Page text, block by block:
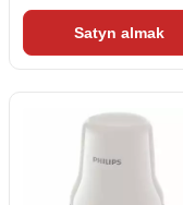
Satyn almak